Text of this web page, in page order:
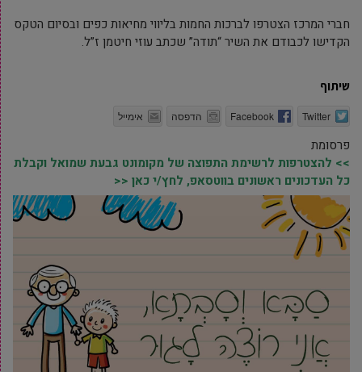
חברי המרכז הצטרפו לברכות החמות בליווי מחיאות כפים ובסיום הטקס
הקדישו לכבודם את השיר “תודה” שכתב עוזי חיטמן ז”ל.
שיתוף
Twitter
Facebook הדפסה אימייל
פרסומת
>> להצטרפות לרשימת התפוצה של מקומונט גבעת שמואל וקבלת
כל העדכונים ראשונים בווטסאפ, לחץ/י כאן <<